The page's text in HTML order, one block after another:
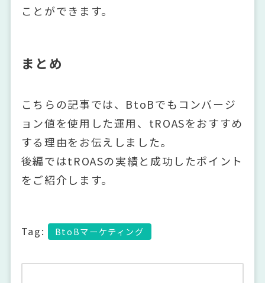
ことができます。
まとめ
こちらの記事では、BtoBでもコンバージ
ョン値を使用した運用、tROASをおすすめ
する理由をお伝えしました。
後編ではtROASの実績と成功したポイント
をご紹介します。
Tag: BtoBマーケティング